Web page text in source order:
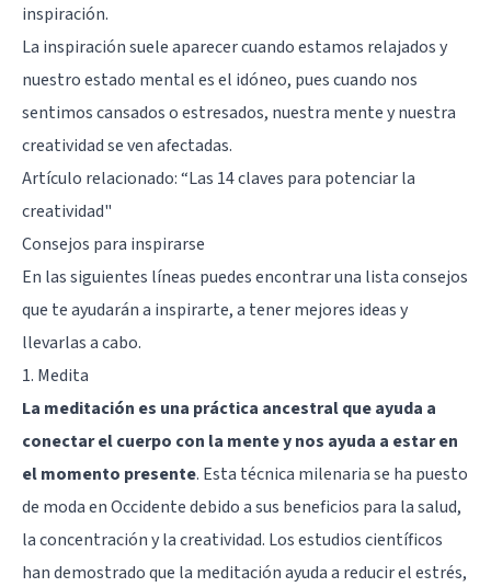
inspiración.
La inspiración suele aparecer cuando estamos relajados y
nuestro estado mental es el idóneo, pues cuando nos
sentimos cansados o estresados, nuestra mente y nuestra
creatividad se ven afectadas.
Artículo relacionado: “Las 14 claves para potenciar la
creatividad"
Consejos para inspirarse
En las siguientes líneas puedes encontrar una lista consejos
que te ayudarán a inspirarte, a tener mejores ideas y
llevarlas a cabo.
1. Medita
La meditación es una práctica ancestral que ayuda a
conectar el cuerpo con la mente y nos ayuda a estar en
el momento presente. Esta técnica milenaria se ha puesto
de moda en Occidente debido a sus beneficios para la salud,
la concentración y la creatividad. Los estudios científicos
han demostrado que la meditaciónayuda a reducir el estrés,